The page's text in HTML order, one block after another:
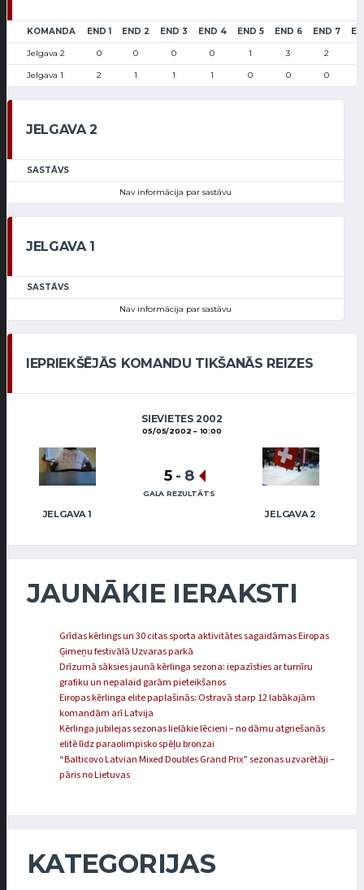
KOMANDA END 1 END 2 END 3 END 4 END 5 END 6 END 7
Jelgava 2 0 0 0 0 1 3 2
Jelgava 1 2 1 1 1 0 0 0
JELGAVA 2
SASTĀVS
Nav informācija par sastāvu
JELGAVA 1
SASTĀVS
Nav informācija par sastāvu
IEPRIEKŠĒJĀS KOMANDU TIKŠANĀS REIZES
SIEVIETES 2002
05/05/2002 10:00
JELGAVA 1 JELGAVA 2
5 - 8
GALA REZULTĀTS
JAUNĀKIE IERAKSTI
Grīdas kērlings un 30 citas sporta aktivitātes sagaidāmas Eiropas
Ģimeņu festivālā Uzvaras parkā
Drīzumā sāksies jaunā kērlinga sezona: iepazīsties ar turnīru
grafiku un nepalaid garām pieteikšanos
Eiropas kērlinga elite paplašinās: Ostravā starp 12 labākajām
komandām arī Latvija
Kērlinga jubilejas sezonas lielākie lēcieni – no dāmu atgriešanās
elitē līdz paraolimpisko spēļu bronzai
“Balticovo Latvian Mixed Doubles Grand Prix” sezonas uzvarētāji –
pāris no Lietuvas
KATEGORIJAS